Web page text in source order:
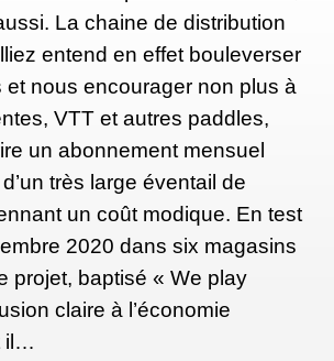
La chaine de distribution
entend en effet bouleverser
et nous encourager non plus à
VTT et autres paddles,
un abonnement mensuel
très large éventail de
un coût modique. En test
2020 dans six magasins
projet, baptisé « We play
claire à l’économie
il…